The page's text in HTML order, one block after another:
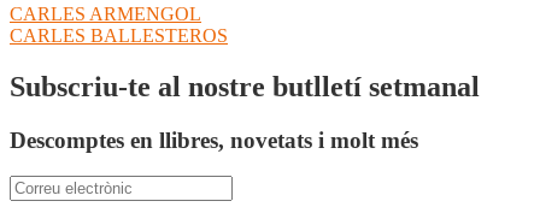
Navegació
d'entrades
Entrada
anterior:
CARLES ARMENGOL
Pròxima
CARLES BALLESTEROS
Subscriu-te al nostre butlletí setmanal
Descomptes en llibres, novetats i molt més